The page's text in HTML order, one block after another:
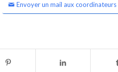
Envoyer un mail aux